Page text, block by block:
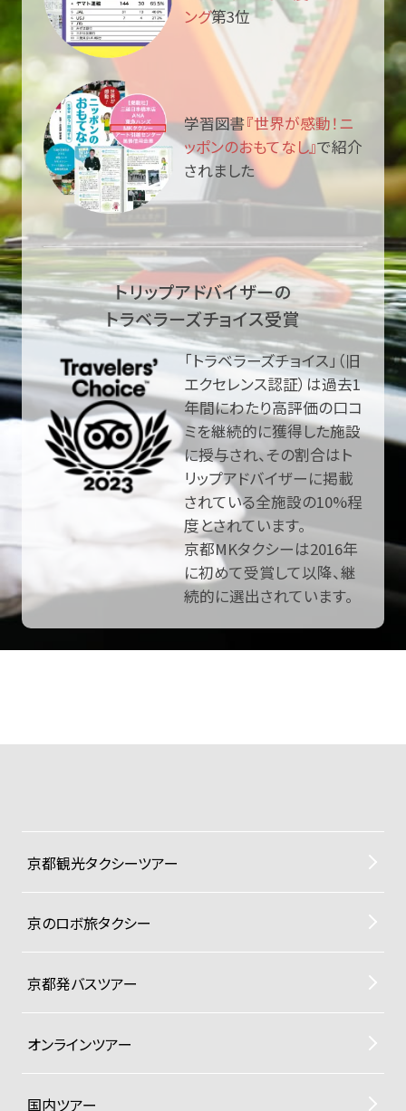
ング第3位
学習図書『世界が感動！ニ
ッポンのおもてなし』で紹介
されました
トリップアドバイザーの
トラベラーズチョイス受賞
「トラベラーズチョイス」（旧
エクセレンス認証）は過去1
年間にわたり高評価の口コ
ミを継続的に獲得した施設
に授与され、その割合はト
リップアドバイザーに掲載
されている全施設の10%程
度とされています。
京都MKタクシーは2016年
に初めて受賞して以降、継
続的に選出されています。
京都観光タクシーツアー
京のロボ旅タクシー
京都発バスツアー
オンラインツアー
国内ツアー